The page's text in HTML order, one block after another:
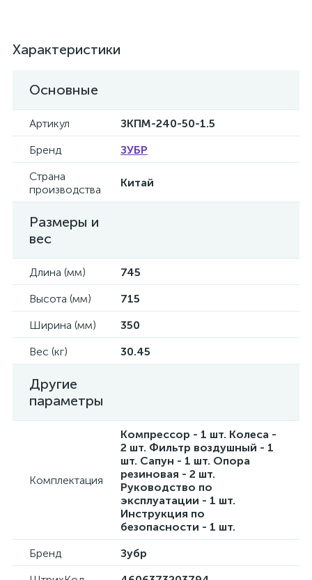
Характеристики
Основные
Артикул
ЗКПМ-240-50-1.5
Бренд
ЗУБР
Страна
производства
Китай
Размеры и
вес
Длина (мм)
745
Высота (мм)
715
Ширина (мм)
350
Вес (кг)
30.45
Другие
параметры
Комплектация
Компрессор - 1 шт. Колеса -
2 шт. Фильтр воздушный - 1
шт. Сапун - 1 шт. Опора
резиновая - 2 шт.
Руководство по
эксплуатации - 1 шт.
Инструкция по
безопасности - 1 шт.
Бренд
Зубр